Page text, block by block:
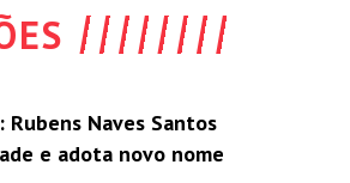
Rubens Naves Santos
e adota novo nome